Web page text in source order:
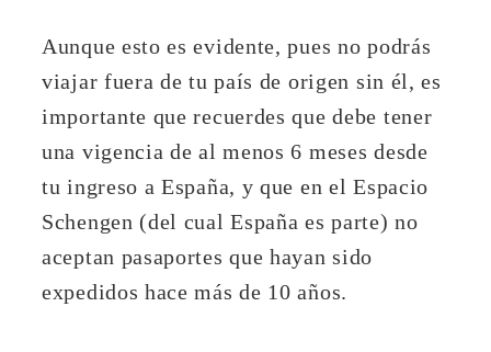
Aunque esto es evidente, pues no podrás
viajar fuera de tu país de origen sin él, es
importante que recuerdes que debe tener
una vigencia de al menos 6 meses desde
tu ingreso a España, y que en el Espacio
Schengen (del cual España es parte) no
aceptan pasaportes que hayan sido
expedidos hace más de 10 años.